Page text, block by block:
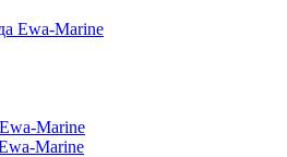
Ewa-Marine
Marine
Marine